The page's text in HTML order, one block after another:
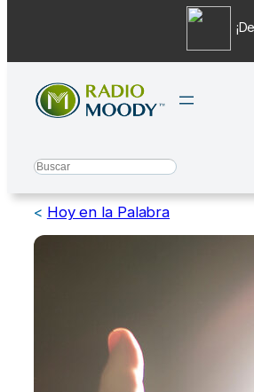
contenido
Search
< Hoy en la Palabra